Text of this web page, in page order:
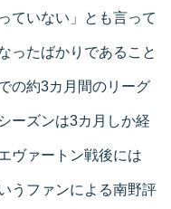
ていない」とも言って
ったばかりであること
の約3カ月間のリーグ
ーズンは3カ月しか経
ヴァートン戦後には
うファンによる南野評